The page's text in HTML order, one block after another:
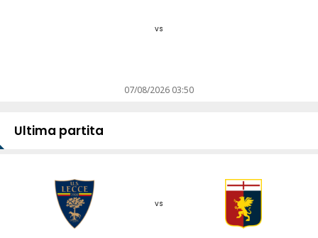
vs
07/08/2026 03:50
Ultima partita
vs